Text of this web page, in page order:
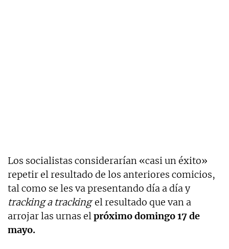
Los socialistas considerarían «casi un éxito»
repetir el resultado de los anteriores comicios,
tal como se les va presentando día a día y
tracking a trackingel resultado que van a
arrojar las urnas elpróximo domingo 17 de
mayo.